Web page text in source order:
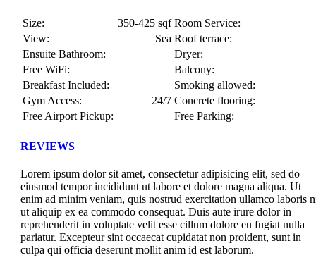
Size: 350-425 sqf Room Service:
View:
Sea Roof terrace:
Ensuite Bathroom:
Dryer:
Free WiFi:
Balcony:
Breakfast Included:
Smoking allowed:
Gym Access:
24/7 Concrete flooring:
Free Airport Pickup:
Free Parking:
REVIEWS
Lorem ipsum dolor sit amet, consectetur adipisicing elit, sed do
eiusmod tempor incididunt ut labore et dolore magna aliqua. Ut
enim ad minim veniam, quis nostrud exercitation ullamco laboris
ut aliquip ex ea commodo consequat. Duis aute irure dolor in
reprehenderit in voluptate velit esse cillum dolore eu fugiat nulla
pariatur. Excepteur sint occaecat cupidatat non proident, sunt in
culpa qui officia deserunt mollit anim id est laborum.